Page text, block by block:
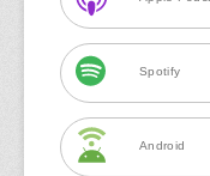
Spotify
Android